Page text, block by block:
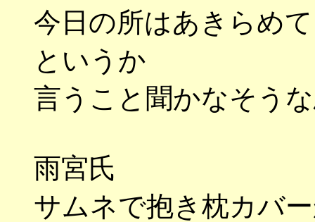
今日の所はあきらめ
というか
言うこと聞かなそう
雨宮氏
サムネで抱き枕カバ